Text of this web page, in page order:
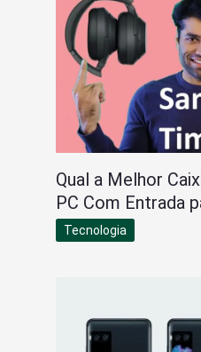
Qual a Melhor
PC Com Entrada
Tecnologia